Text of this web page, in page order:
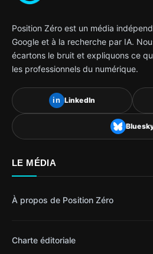
Position Zéro est un média
Google et à la recherche par IA.
écartons le bruit et expliquons ce
les professionnels du numérique.
in LinkedIn
LE MÉDIA
À propos de Position Zéro
Charte éditoriale